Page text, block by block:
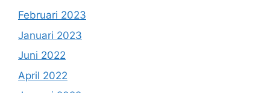
Februari 2023
Januari 2023
Juni 2022
April 2022